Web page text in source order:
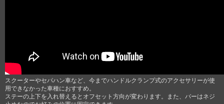
スクーターやセパハン車など、今までハンドルクランプ式のアクセサリーが使
用できなかった車種におすすめ。
ステーの上下を入れ替えるとオフセット方向が変わります。また、バーはネジ